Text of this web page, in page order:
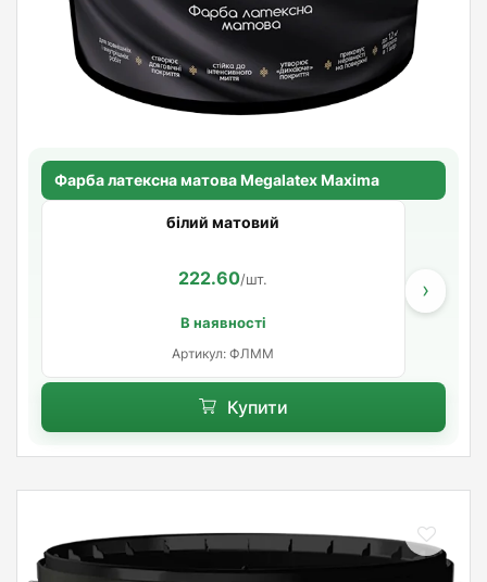
Фарба латексна матова Megalatex Maxima
білий матовий
222.60/шт.
В наявності
Артикул: ФЛММ
›
Купити